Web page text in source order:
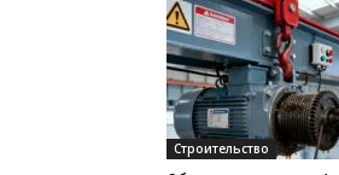
Строительство